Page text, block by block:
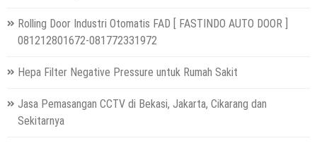
Rolling Door Industri Otomatis FAD [ FASTINDO AUTO DOOR ]
081212801672-081772331972
Hepa Filter Negative Pressure untuk Rumah Sakit
Jasa Pemasangan CCTV di Bekasi, Jakarta, Cikarang dan
Sekitarnya